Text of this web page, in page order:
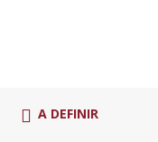
A DEFINIR